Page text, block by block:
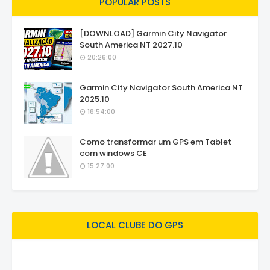
[DOWNLOAD] Garmin City Navigator
South America NT 2027.10
20:26:00
Garmin City Navigator South America NT
2025.10
18:54:00
Como transformar um GPS em Tablet
com windows CE
15:27:00
LOCAL CLUBE DO GPS